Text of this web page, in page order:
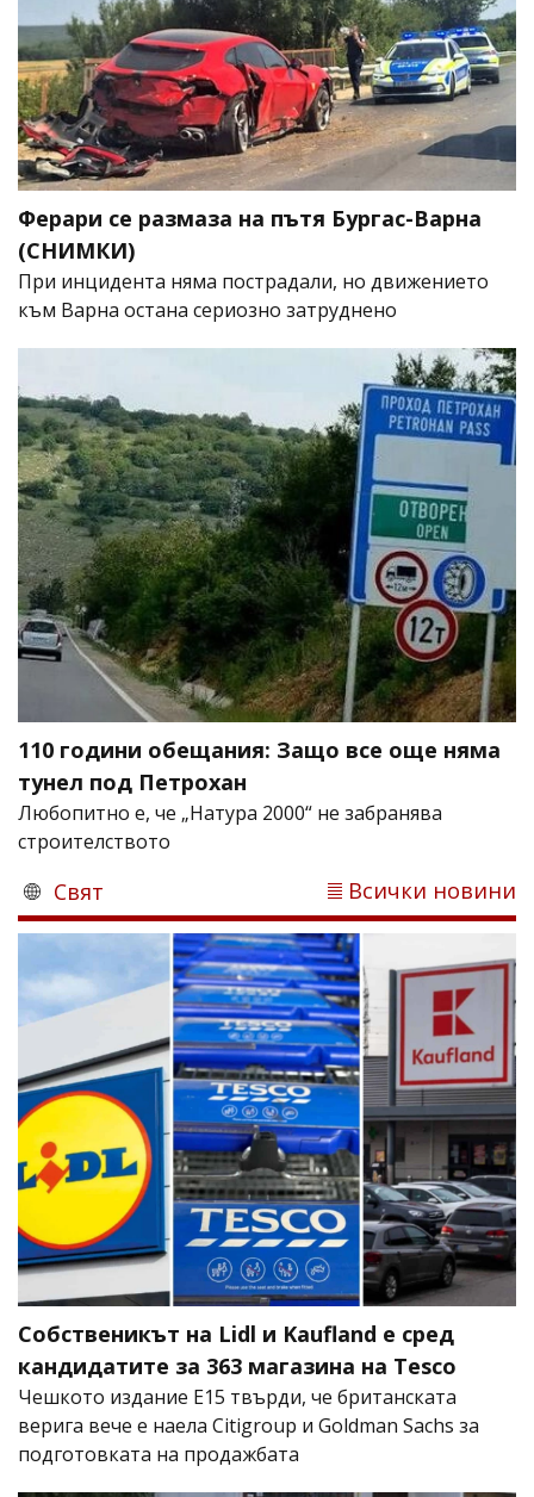
Ферари се размаза на пътя Бургас-Варна
(СНИМКИ)
При инцидента няма пострадали, но движението
към Варна остана сериозно затруднено
110 години обещания: Защо все още няма
тунел под Петрохан
Любопитно е, че „Натура 2000“ не забранява
строителството
Свят Всички новини
Собственикът на Lidl и Kaufland е сред
кандидатите за 363 магазина на Tesco
Чешкото издание E15 твърди, че британската
верига вече е наела Citigroup и Goldman Sachs за
подготовката на продажбата